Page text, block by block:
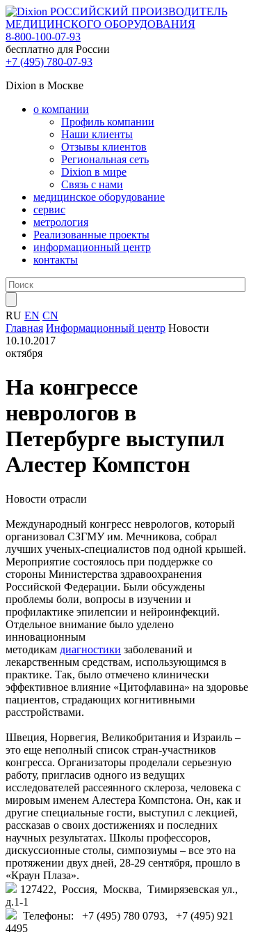
РОССИЙСКИЙ ПРОИЗВОДИТЕЛЬ
МЕДИЦИНСКОГО ОБОРУДОВАНИЯ
8-800-100-07-93
бесплатно для России
+7 (495) 780-07-93
Dixion в Москве
о компании
Профиль компании
Наши клиенты
Отзывы клиентов
Региональная сеть
Dixion в мире
Связь с нами
медицинское оборудование
сервис
метрология
Реализованные проекты
информационный центр
контакты
RU EN CN
Главная Информационный центр Новости
10.10.2017
октября
На конгрессе
неврологов в
Петербурге выступил
Алестер Компстон
Новости отрасли
Международный конгресс неврологов, который
организовал СЗГМУ им. Мечникова, собрал
лучших ученых-специалистов под одной крышей.
Мероприятие состоялось при поддержке со
стороны Министерства здравоохранения
Российской Федерации. Были обсуждены
проблемы боли, вопросы в изучении и
профилактике эпилепсии и нейроинфекций.
Отдельное внимание было уделено
инновационным
методикам диагностики заболеваний и
лекарственным средствам, использующимся в
практике. Так, было отмечено клинически
эффективное влияние «Цитофлавина» на здоровье
пациентов, страдающих когнитивными
расстройствами.
Швеция, Норвегия, Великобритания и Израиль –
это еще неполный список стран-участников
конгресса. Организаторы проделали серьезную
работу, пригласив одного из ведущих
исследователей рассеянного склероза, человека с
мировым именем Алестера Компстона. Он, как и
другие специальные гости, выступил с лекцией,
рассказав о своих достижениях и последних
научных результатах. Школы профессоров,
дискуссионные столы, симпозиумы – все это на
протяжении двух дней, 28-29 сентября, прошло в
«Краун Плаза».
127422, Россия, Москва, Тимирязевская ул.,
д.1-1
Телефоны: +7 (495) 780 0793, +7 (495) 921
4495